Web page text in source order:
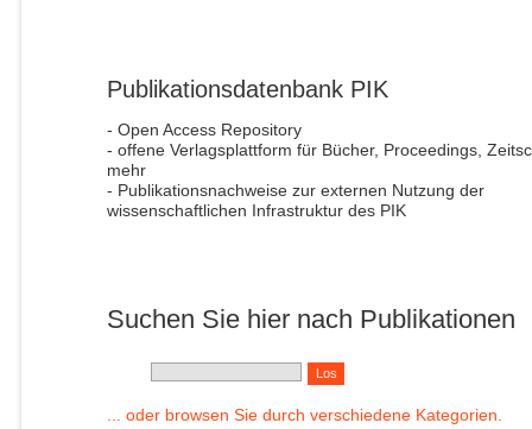
Publikationsdatenbank PIK
- Open Access Repository
- offene Verlagsplattform für Bücher, Proceedings,
mehr
- Publikationsnachweise zur externen Nutzung der
wissenschaftlichen Infrastruktur des PIK
Suchen Sie hier nach Publikationen
... oder browsen Sie durch verschiedene Kategorien.